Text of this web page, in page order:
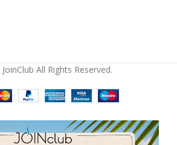
All Rights Reserved.